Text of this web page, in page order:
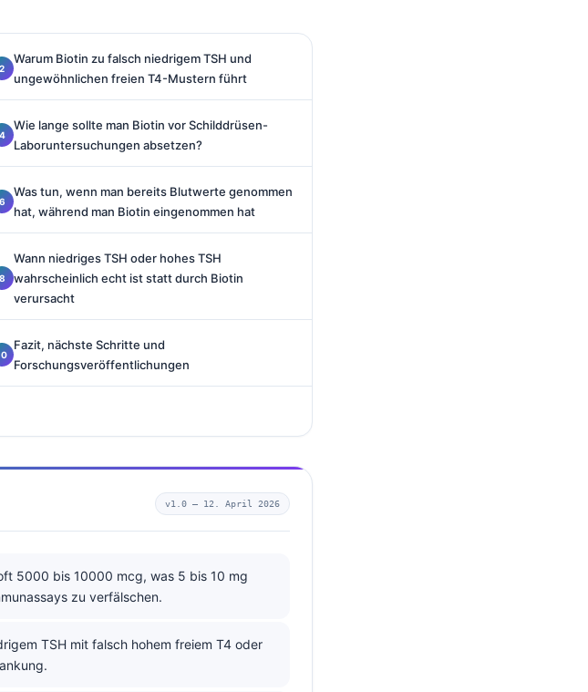
Warum Biotin zu falsch niedrigem TSH und
ungewöhnlichen freien T4-Mustern führt
Wie lange sollte man Biotin vor Schilddrüsen-
Laboruntersuchungen absetzen?
Was tun, wenn man bereits Blutwerte genommen
hat, während man Biotin eingenommen hat
Wann niedriges TSH oder hohes TSH
wahrscheinlich echt ist statt durch Biotin
verursacht
Fazit, nächste Schritte und
Forschungsveröffentlichungen
v1.0 — 12. April 2026
5000 bis 10000 mcg, was 5 bis 10 mg
zu verfälschen.
TSH mit falsch hohem freiem T4 oder